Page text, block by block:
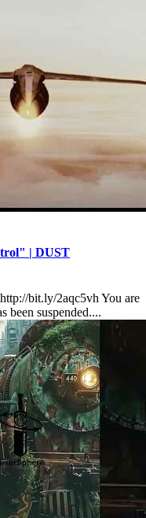
| DUST
bit.ly/2aqc5vh You are
been suspended....